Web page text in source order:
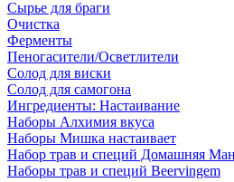
Сырье для браги
Очистка
Ферменты
Пеногасители/Осветлители
Солод для виски
Солод для самогона
Ингредиенты: Настаивание
Наборы Алхимия вкуса
Наборы Мишка настаивает
Набор трав и специй Домашняя
Наборы трав и специй Beervingem